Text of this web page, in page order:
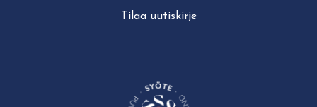
Tilaa uutiskirje